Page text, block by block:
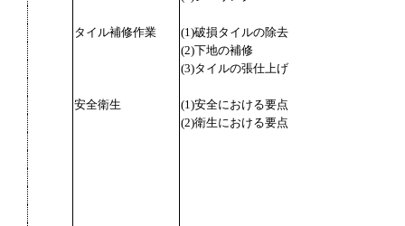
タイル補修作業
(1)破損タイルの除去
(2)下地の補修
(3)タイルの張仕上げ
安全衛生
(1)安全における要点
(2)衛生における要点